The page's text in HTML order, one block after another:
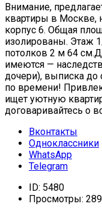
Внимание,
квартиры в Москве,
корпус 6. Общая
изолированы. Этаж
потолков 2 м 64
имеются —
дочери), выписка до
по времени!
ищет уютную
договаривайтесь о
Вконтакты
Одноклассники
WhatsApp
Telegram
ID: 5480
Просмотры: